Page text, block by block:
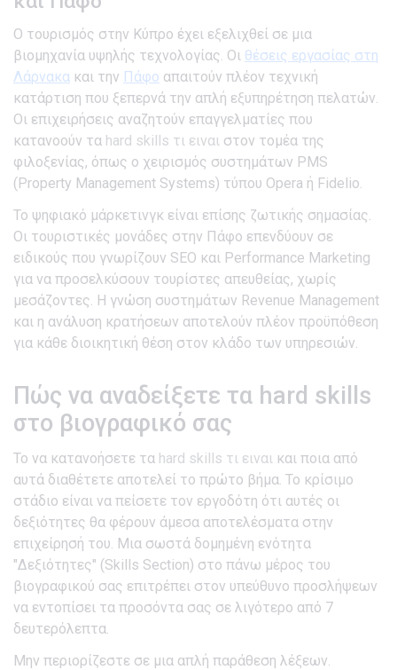
Ο τουρισμός στην Κύπρο έχει εξελιχθεί σε μια
βιομηχανία υψηλής τεχνολογίας. Οι θέσεις εργασίας στη
Λάρνακα και την Πάφο απαιτούν πλέον τεχνική
κατάρτιση που ξεπερνά την απλή εξυπηρέτηση πελατών.
Οι επιχειρήσεις αναζητούν επαγγελματίες που
κατανοούν τα hard skills τι ειναι στον τομέα της
φιλοξενίας, όπως ο χειρισμός συστημάτων PMS
(Property Management Systems) τύπου Opera ή Fidelio.
Το ψηφιακό μάρκετινγκ είναι επίσης ζωτικής σημασίας.
Οι τουριστικές μονάδες στην Πάφο επενδύουν σε
ειδικούς που γνωρίζουν SEO και Performance Marketing
για να προσελκύσουν τουρίστες απευθείας, χωρίς
μεσάζοντες. Η γνώση συστημάτων Revenue Management
και η ανάλυση κρατήσεων αποτελούν πλέον προϋπόθεση
για κάθε διοικητική θέση στον κλάδο των υπηρεσιών.
Πώς να αναδείξετε τα hard skills
στο βιογραφικό σας
Το να κατανοήσετε τα hard skills τι ειναι και ποια από
αυτά διαθέτετε αποτελεί το πρώτο βήμα. Το κρίσιμο
στάδιο είναι να πείσετε τον εργοδότη ότι αυτές οι
δεξιότητες θα φέρουν άμεσα αποτελέσματα στην
επιχείρησή του. Μια σωστά δομημένη ενότητα
"Δεξιότητες" (Skills Section) στο πάνω μέρος του
βιογραφικού σας επιτρέπει στον υπεύθυνο προσλήψεων
να εντοπίσει τα προσόντα σας σε λιγότερο από 7
δευτερόλεπτα.
Μην περιορίζεστε σε μια απλή παράθεση λέξεων.